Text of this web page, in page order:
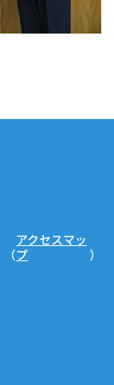
（
アクセスマッ
プ
）